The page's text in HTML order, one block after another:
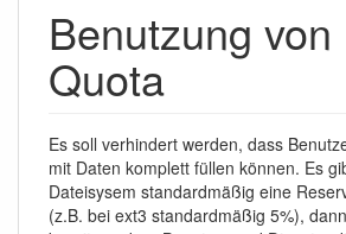
Benutzung von
Quota
Es soll verhindert werden, dass
mit Daten komplett füllen können. Es
Dateisysem standardmäßig eine
(z.B. bei ext3 standardmäßig 5%),